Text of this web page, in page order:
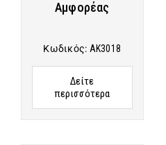
Αμφορέας
Κωδικός: AK3018
Δείτε
περισσότερα